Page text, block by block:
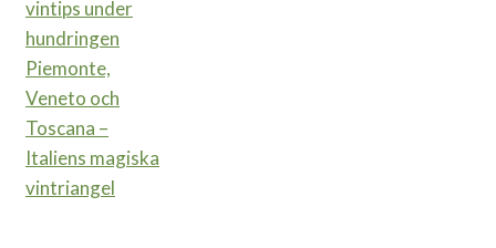
Piemonte,
Veneto och
Toscana –
Italiens magiska
vintriangel